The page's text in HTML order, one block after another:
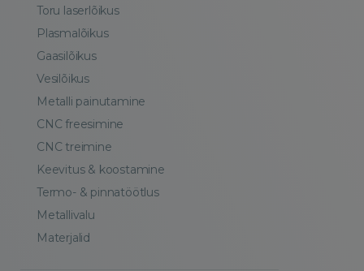
Toru laserlõikus
Plasmalõikus
Gaasilõikus
Vesilõikus
Metalli painutamine
CNC freesimine
CNC treimine
Keevitus & koostamine
Termo- & pinnatöötlus
Metallivalu
Materjalid